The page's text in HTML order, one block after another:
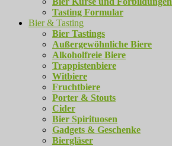
Tasting Formular
Bier & Tasting
Bier Tastings
Außergewöhnliche Biere
Alkoholfreie Biere
Trappistenbiere
Witbiere
Fruchtbiere
Porter & Stouts
Cider
Bier Spirituosen
Gadgets & Geschenke
Biergläser